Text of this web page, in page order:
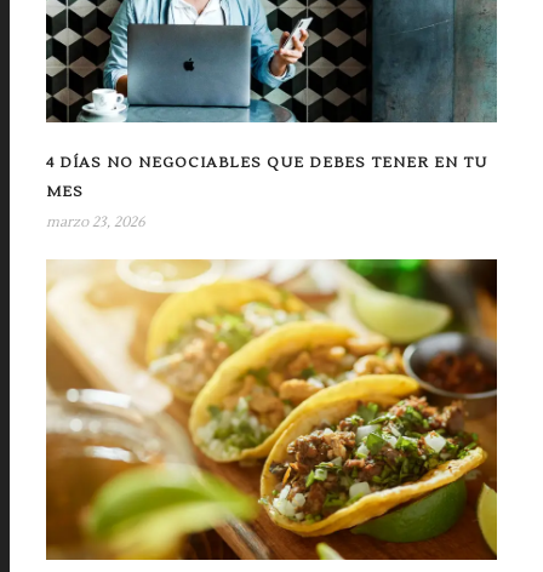
4 DÍAS NO NEGOCIABLES QUE DEBES TENER EN TU
MES
marzo 23, 2026